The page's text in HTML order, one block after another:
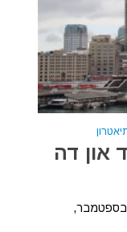
און דה
יום שלישי, 9 ביוני, 2026 - יום שבת, 19 בספטמבר,